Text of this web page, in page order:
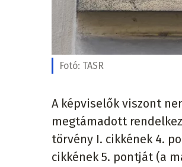
Fotó: TASR
A képviselők viszont
megtámadott
törvény I. cikkének 4.
cikkének 5. pontját (a